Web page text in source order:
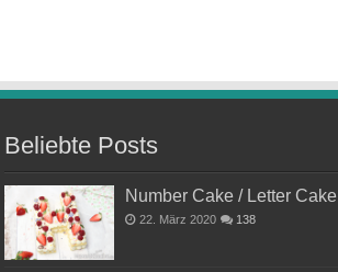
Beliebte Posts
Number Cake / Letter Cake
22. März 2020 138